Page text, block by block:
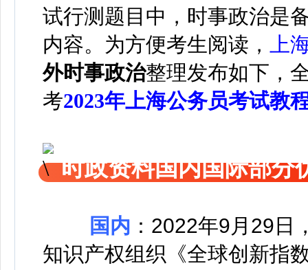
试行测题目中，时事政治是
内容。为方便考生阅读，
上
外时事政治整理发布如下，
考2023年上海公务员考试教
时政资料国内国际部分
国内 ： 2022年9月29日
知识产权组织《全球创新指